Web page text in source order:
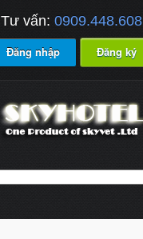
Tư vấn: 0909.448.608
Đăng nhập Đăng ký